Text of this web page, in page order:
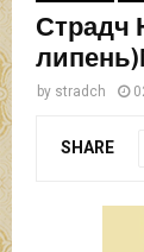
Страдч
by stradch
SHARE